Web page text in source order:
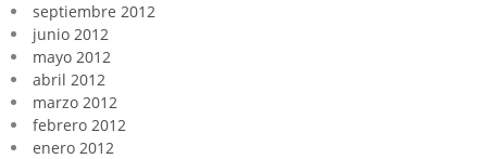
septiembre 2012
junio 2012
mayo 2012
abril 2012
marzo 2012
febrero 2012
enero 2012